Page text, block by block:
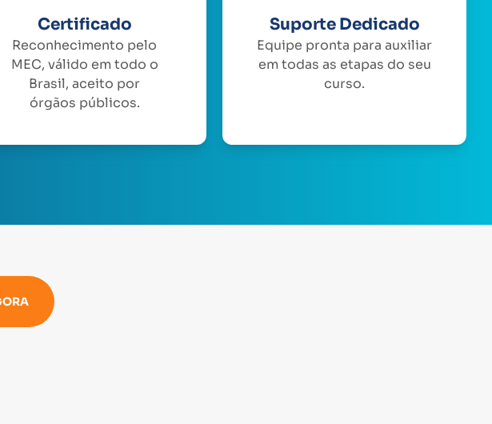
Certificado
Reconhecimento pelo
MEC, válido em todo o
Brasil, aceito por
órgãos públicos.
Suporte Dedicado
Equipe pronta para auxiliar
em todas as etapas do seu
curso.